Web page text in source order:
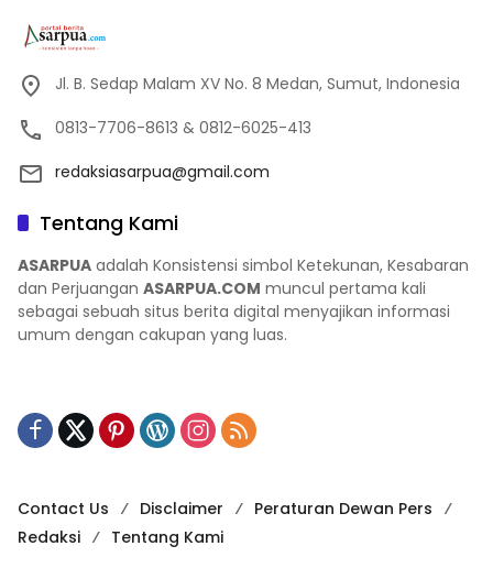
Jl. B. Sedap Malam XV No. 8 Medan, Sumut, Indonesia
0813-7706-8613 & 0812-6025-413
redaksiasarpua@gmail.com
Tentang Kami
ASARPUA adalah Konsistensi simbol Ketekunan, Kesabaran
dan Perjuangan ASARPUA.COM muncul pertama kali
sebagai sebuah situs berita digital menyajikan informasi
umum dengan cakupan yang luas.
Contact Us Disclaimer
Peraturan Dewan Pers
Redaksi
Tentang Kami